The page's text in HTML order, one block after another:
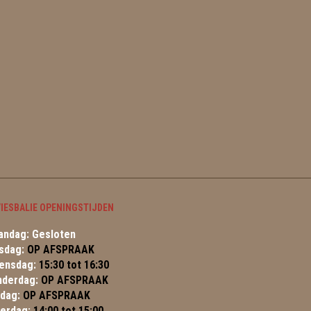
OPENINGSTIJDEN
Gesloten
OP AFSPRAAK
15:30 tot 16:30
OP AFSPRAAK
OP AFSPRAAK